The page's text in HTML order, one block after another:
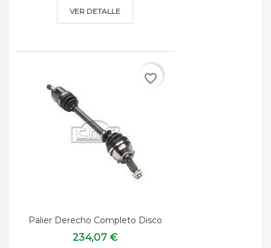
VER DETALLE
Palier Derecho Completo Disco
234,07 €
favorite_border